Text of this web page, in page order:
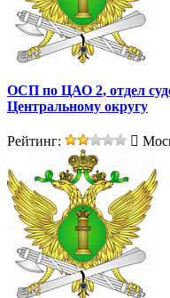
ОСП по ЦАО 2, отдел
Центральному округу
Рейтинг: